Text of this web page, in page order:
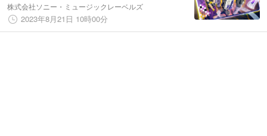
株式会社ソニー・ミュージックレーベルズ
2023年8月21日 10時00分